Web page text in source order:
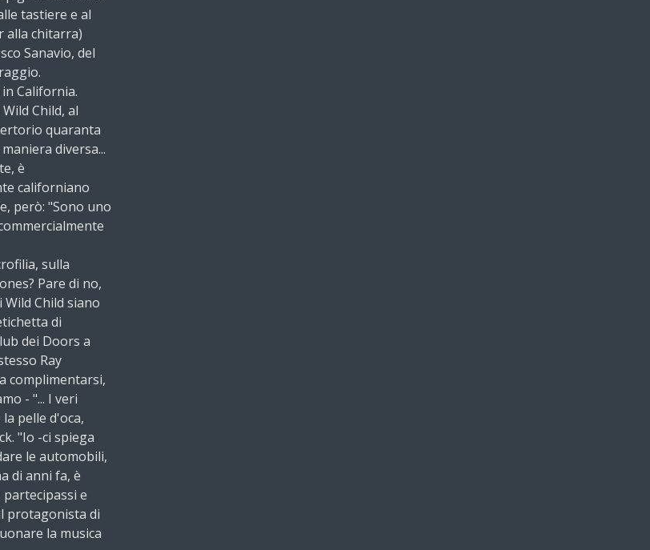
tastiere e al
alla chitarra)
Sanavio, del
California.
Child, al
quaranta
diversa...
è
californiano
però: "Sono uno
sulla
Pare di no,
Child siano
di
dei Doors a
Ray
complimentarsi,
- "... I veri
pelle d'oca,
"Io -ci spiega
le automobili,
di anni fa, è
partecipassi e
protagonista di
la musica